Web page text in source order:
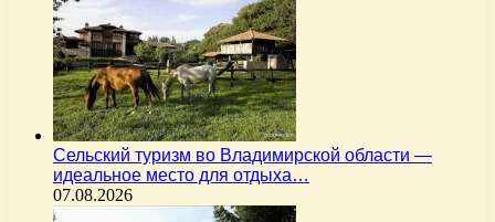
Сельский туризм во Владимирской области —
идеальное место для отдыха…
07.08.2026